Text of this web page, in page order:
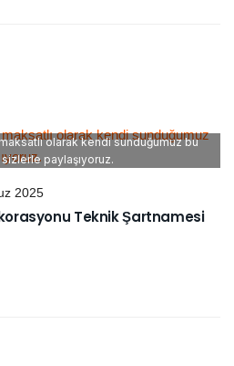
olarak kendi sunduğumuz bu
paylaşıyoruz.
2025
Teknik Şartnamesi